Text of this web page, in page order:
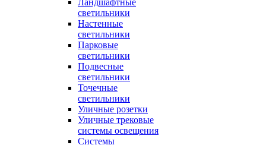
Ландшафтные
светильники
Настенные
светильники
Парковые
светильники
Подвесные
светильники
Точечные
светильники
Уличные розетки
Уличные трековые
системы освещения
Системы